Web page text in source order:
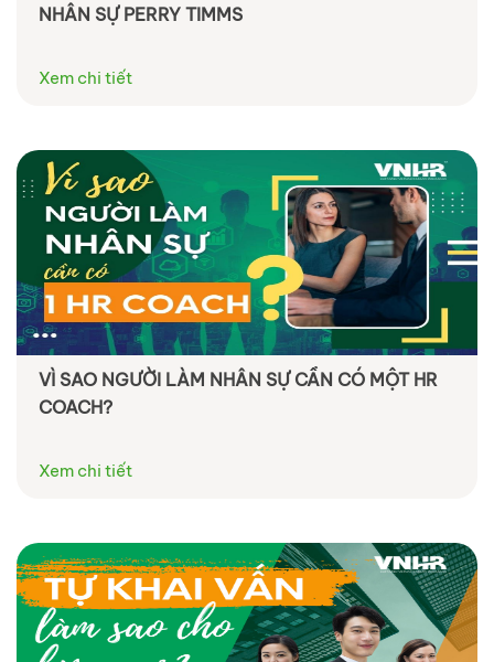
NHÂN SỰ PERRY TIMMS
Xem chi tiết
VÌ SAO NGƯỜI LÀM NHÂN SỰ CẦN CÓ MỘT HR
COACH?
Xem chi tiết